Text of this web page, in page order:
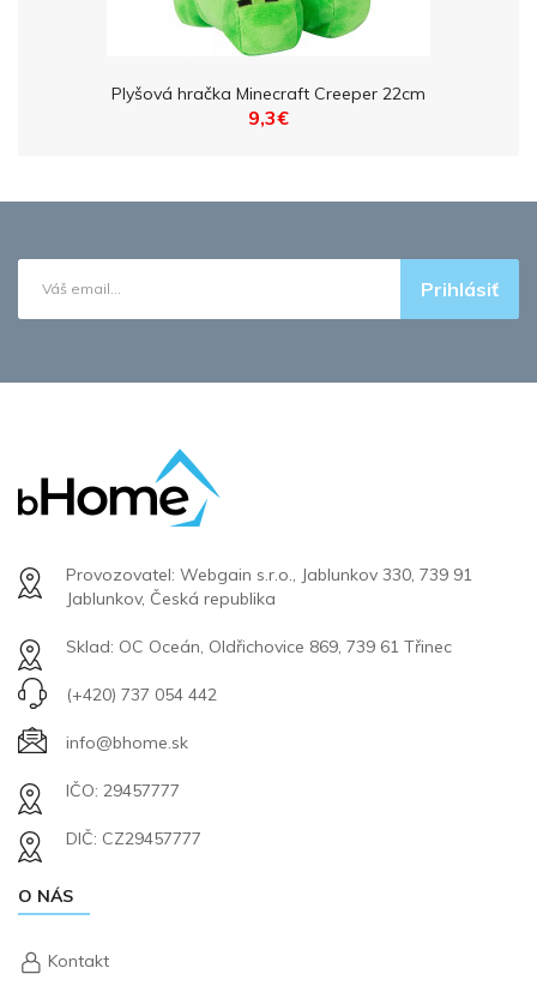
Plyšová hračka Minecraft Creeper 22cm
9,3€
Prihlásiť
Provozovatel: Webgain s.r.o., Jablunkov 330, 739 91
Jablunkov, Česká republika
Sklad: OC Oceán, Oldřichovice 869, 739 61 Třinec
(+420) 737 054 442
info@bhome.sk
IČO: 29457777
DIČ: CZ29457777
O NÁS
Kontakt